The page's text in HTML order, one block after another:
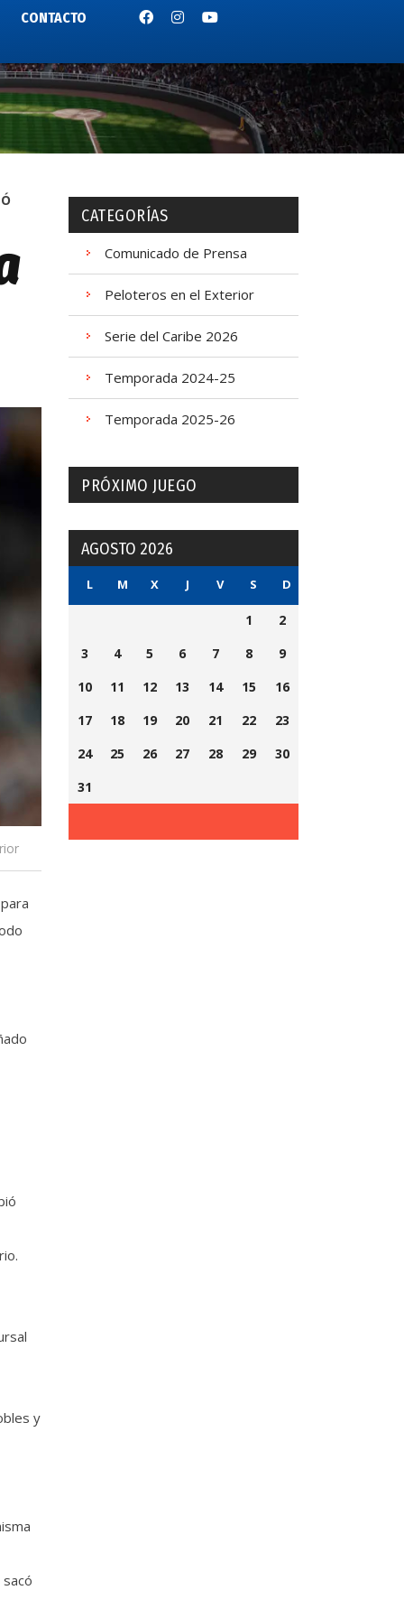
CONTACTO
y
CATEGORÍAS
Comunicado de Prensa
Peloteros en el Exterior
Serie del Caribe 2026
Temporada 2024-25
Temporada 2025-26
PRÓXIMO JUEGO
AGOSTO 2026
L M X J V S D
1
2
3
4 5 6 7 8
9
10
11 12 13 14 15
16
17
18 19 20 21 22
23
24
25 26 27 28 29
30
31